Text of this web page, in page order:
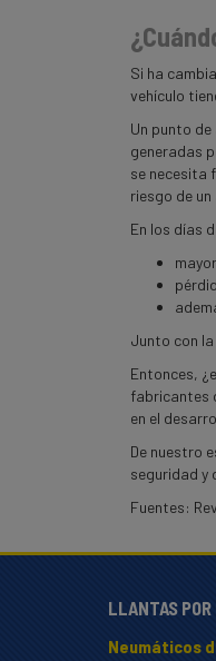
Si ha
vehículo
Un punto
generadas
se necesita
riesgo de
En los días
Junto con
Entonces,
fabricantes
en el
De nuestro
seguridad y
Fuentes:
LLANTAS POR
Neumáticos